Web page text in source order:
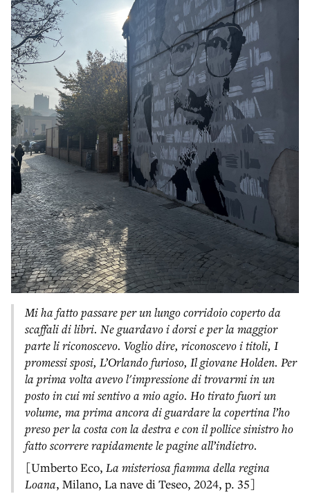
Mi ha fatto passare per un lungo corridoio coperto da
scaffali di libri. Ne guardavo i dorsi e per la maggior
parte li riconoscevo. Voglio dire, riconoscevo i titoli, I
promessi sposi, L’Orlando furioso, Il giovane Holden. Per
la prima volta avevo l'impressione di trovarmi in un
posto in cui mi sentivo a mio agio. Ho tirato fuori un
volume, ma prima ancora di guardare la copertina l’ho
preso per la costa con la destra e con il pollice sinistro ho
fatto scorrere rapidamente le pagine all’indietro.
[Umberto Eco, La misteriosa fiamma della regina
Loana, Milano, La nave di Teseo, 2024, p. 35]